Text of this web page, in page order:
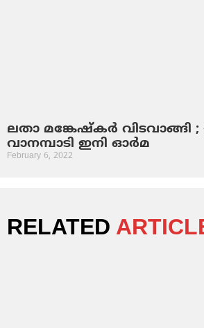
ലതാ മങ്കേഷ്‌കര്‍ വിടവാങ്ങി
വാനമ്പാടി ഇനി ഓര്‍മ
February 6, 2022
RELATED